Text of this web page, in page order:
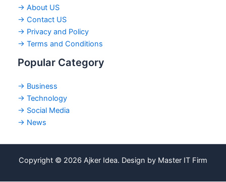
→ About US
→ Contact US
→ Privacy and Policy
→ Terms and Conditions
Popular Category
→ Business
→ Technology
→ Social Media
→ News
Copyright © 2026 Ajker Idea. Design by Master IT Firm